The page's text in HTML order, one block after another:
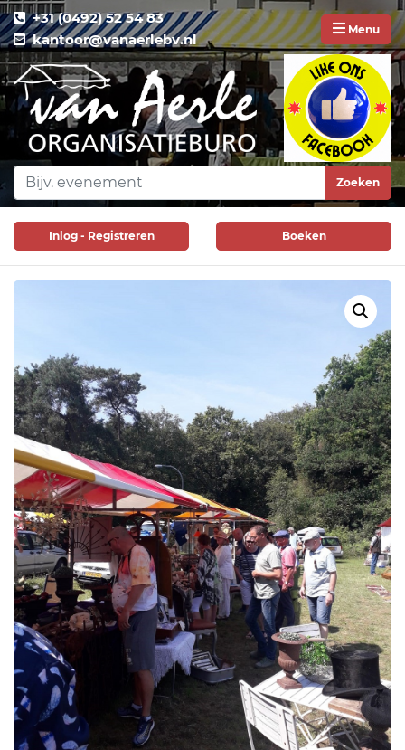
+31 (0492) 52 54 83
kantoor@vanaerlebv.nl
Menu
Zoeken
Inlog - Registreren Boeken